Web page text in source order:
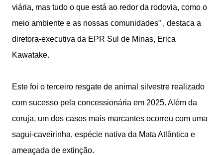
viária, mas tudo o que está ao redor da rodovia, como o
meio ambiente e as nossas comunidades” , destaca a
diretora-executiva da EPR Sul de Minas, Erica
Kawatake.
Este foi o terceiro resgate de animal silvestre realizado
com sucesso pela concessionária em 2025. Além da
coruja, um dos casos mais marcantes ocorreu com uma
sagui-caveirinha, espécie nativa da Mata Atlântica e
ameaçada de extinção.